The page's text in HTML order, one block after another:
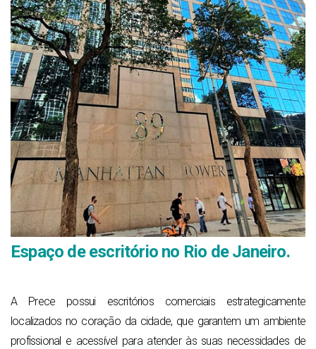
Espaço de escritório no Rio de Janeiro.
A Prece possui escritórios comerciais estrategicamente
localizados no coração da cidade, que garantem um ambiente
profissional e acessível para atender às suas necessidades de